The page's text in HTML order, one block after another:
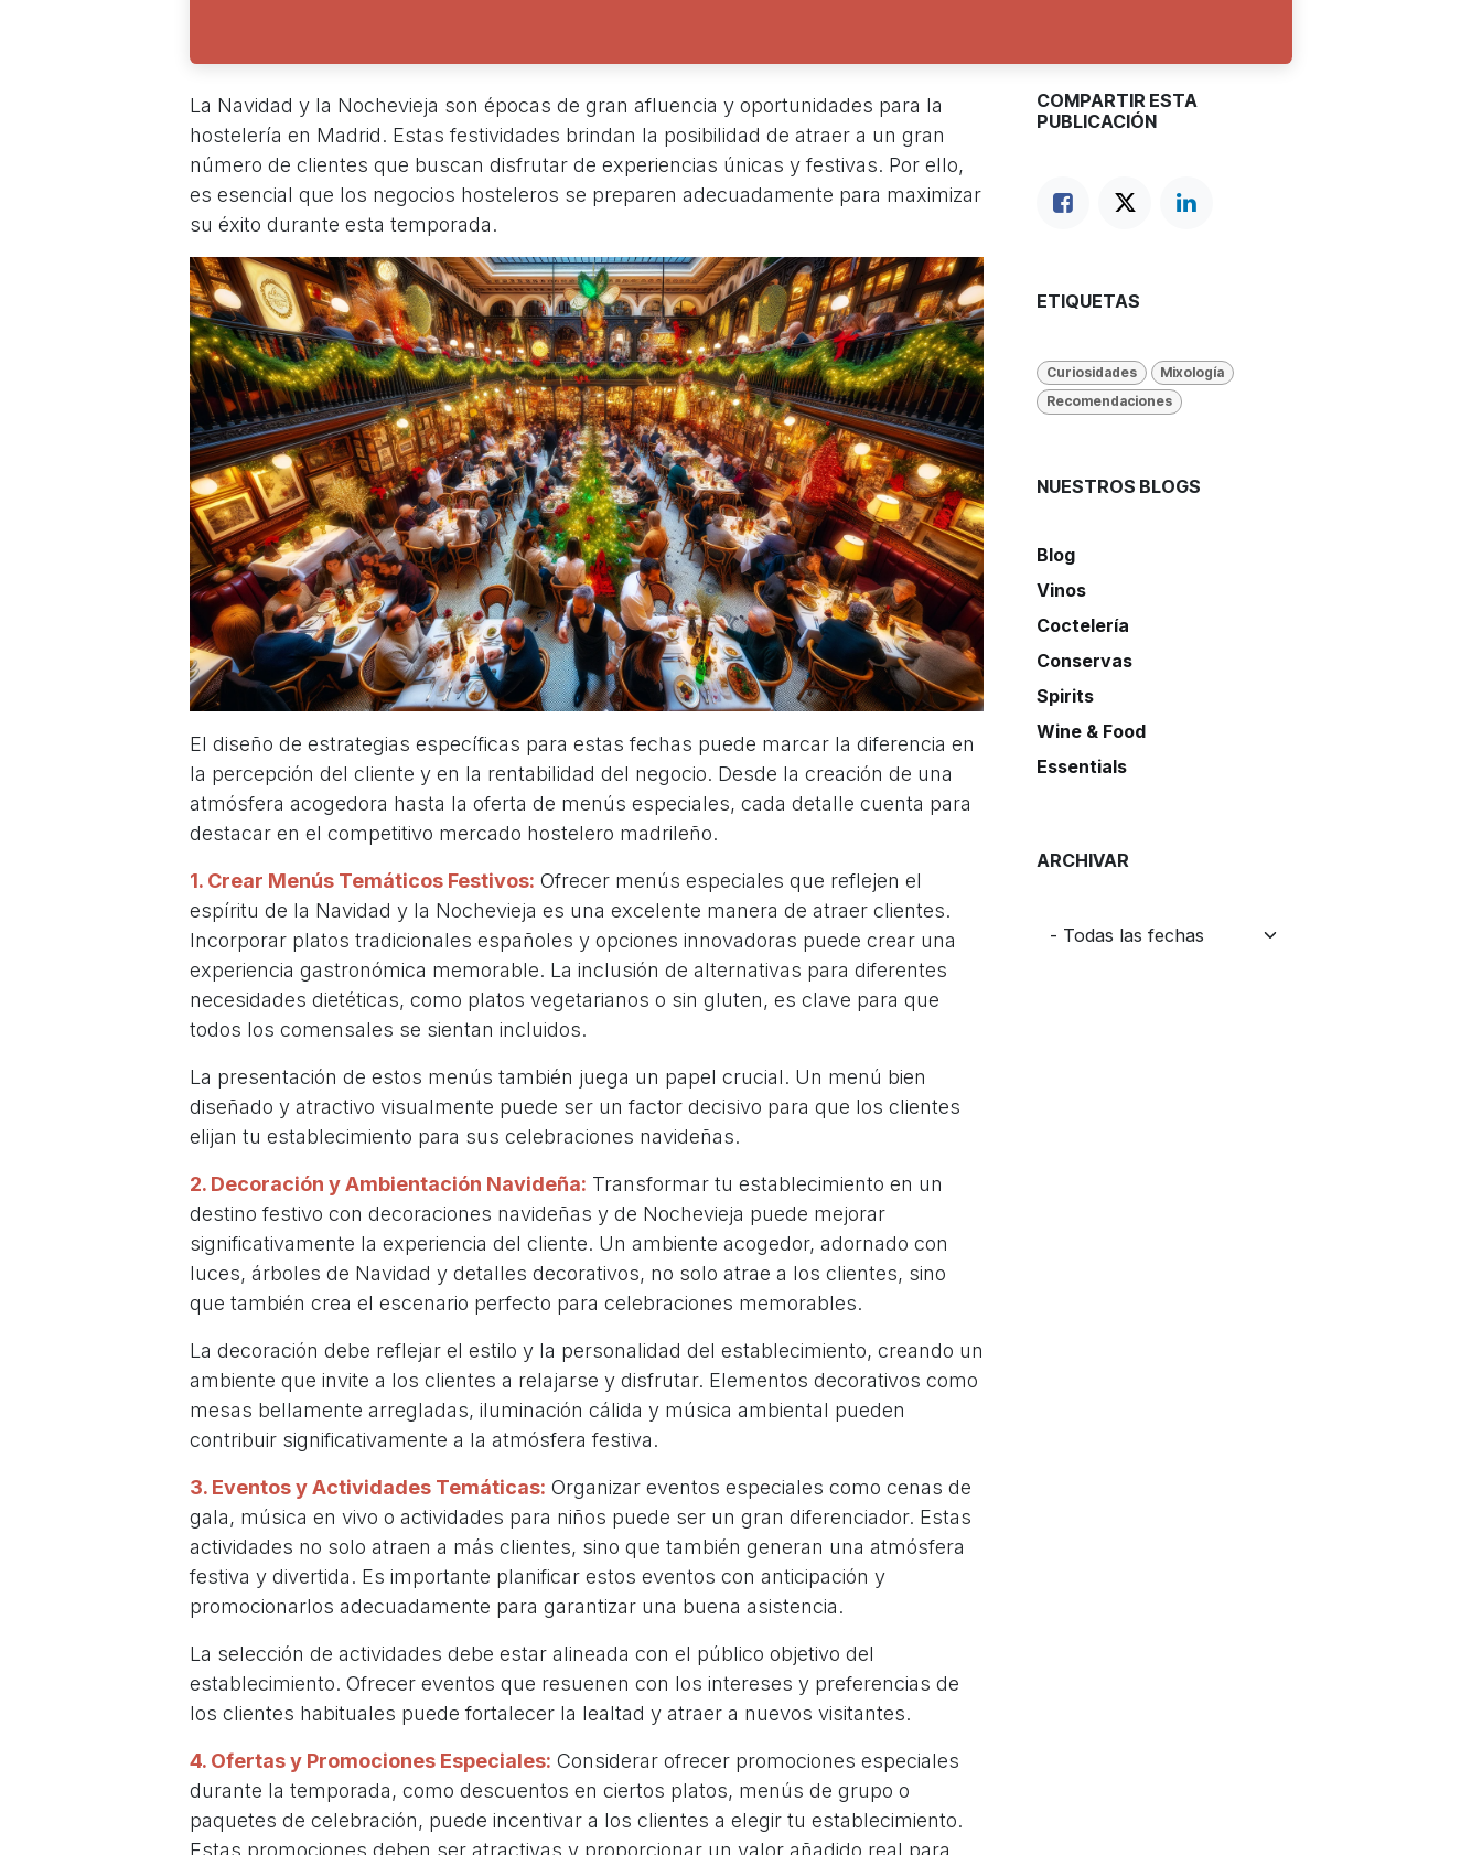
La Navidad y la Nochevieja son épocas de gran afluencia y oportunidades para la
hostelería en Madrid. Estas festividades brindan la posibilidad de atraer a un gran
número de clientes que buscan disfrutar de experiencias únicas y festivas. Por ello,
es esencial que los negocios hosteleros se preparen adecuadamente para maximizar
su éxito durante esta temporada.
El diseño de estrategias específicas para estas fechas puede marcar la diferencia en
la percepción del cliente y en la rentabilidad del negocio. Desde la creación de una
atmósfera acogedora hasta la oferta de menús especiales, cada detalle cuenta para
destacar en el competitivo mercado hostelero madrileño.
1. Crear Menús Temáticos Festivos: Ofrecer menús especiales que reflejen el
espíritu de la Navidad y la Nochevieja es una excelente manera de atraer clientes.
Incorporar platos tradicionales españoles y opciones innovadoras puede crear una
experiencia gastronómica memorable. La inclusión de alternativas para diferentes
necesidades dietéticas, como platos vegetarianos o sin gluten, es clave para que
todos los comensales se sientan incluidos.
La presentación de estos menús también juega un papel crucial. Un menú bien
diseñado y atractivo visualmente puede ser un factor decisivo para que los clientes
elijan tu establecimiento para sus celebraciones navideñas.
2. Decoración y Ambientación Navideña: Transformar tu establecimiento en un
destino festivo con decoraciones navideñas y de Nochevieja puede mejorar
significativamente la experiencia del cliente. Un ambiente acogedor, adornado con
luces, árboles de Navidad y detalles decorativos, no solo atrae a los clientes, sino
que también crea el escenario perfecto para celebraciones memorables.
La decoración debe reflejar el estilo y la personalidad del establecimiento, creando un
ambiente que invite a los clientes a relajarse y disfrutar. Elementos decorativos como
mesas bellamente arregladas, iluminación cálida y música ambiental pueden
contribuir significativamente a la atmósfera festiva.
3. Eventos y Actividades Temáticas: Organizar eventos especiales como cenas de
gala, música en vivo o actividades para niños puede ser un gran diferenciador. Estas
actividades no solo atraen a más clientes, sino que también generan una atmósfera
festiva y divertida. Es importante planificar estos eventos con anticipación y
promocionarlos adecuadamente para garantizar una buena asistencia.
La selección de actividades debe estar alineada con el público objetivo del
establecimiento. Ofrecer eventos que resuenen con los intereses y preferencias de
los clientes habituales puede fortalecer la lealtad y atraer a nuevos visitantes.
4. Ofertas y Promociones Especiales: Considerar ofrecer promociones especiales
durante la temporada, como descuentos en ciertos platos, menús de grupo o
paquetes de celebración, puede incentivar a los clientes a elegir tu establecimiento.
Estas promociones deben ser atractivas y proporcionar un valor añadido real para
COMPARTIR ESTA
PUBLICACIÓN
ETIQUETAS
Curiosidades
Mixología
Recomendaciones
NUESTROS BLOGS
Blog
Vinos
Coctelería
Conservas
Spirits
Wine & Food
Essentials
ARCHIVAR